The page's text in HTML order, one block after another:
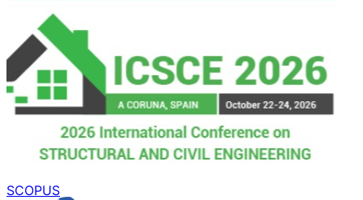
SCOPUS